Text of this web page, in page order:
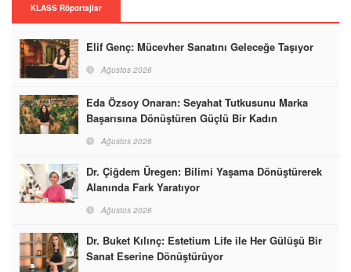
KLASS Röportajlar
Elif Genç: Mücevher Sanatını Geleceğe Taşıyor
Ağustos 2026
Eda Özsoy Onaran: Seyahat Tutkusunu Marka
Başarısına Dönüştüren Güçlü Bir Kadın
Ağustos 2026
Dr. Çiğdem Üregen: Bilimi Yaşama Dönüştürerek
Alanında Fark Yaratıyor
Ağustos 2026
Dr. Buket Kılınç: Estetium Life ile Her Gülüşü Bir
Sanat Eserine Dönüştürüyor